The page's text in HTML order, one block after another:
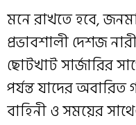
মনে রাখতে হবে,
প্রভাবশালী দেশজ
ছোটখাট সার্জারির
পর্যন্ত যাদের
বাহিনী ও সময়ের